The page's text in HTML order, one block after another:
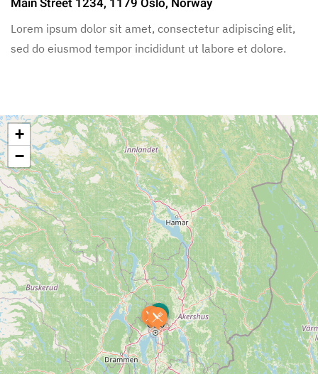
Lorem ipsum dolor sit amet, consectetur adipiscing elit,
sed do eiusmod tempor incididunt ut labore et dolore.
+
−